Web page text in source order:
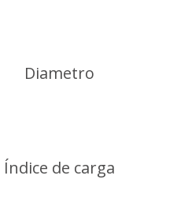
Diametro
Índice de carga